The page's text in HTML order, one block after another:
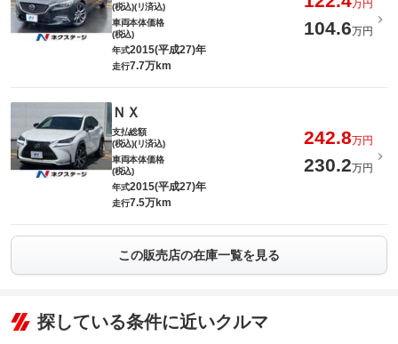
(税込)(リ済込)
万円
車両本体価格
(税込)
104.6万円
年式2015(平成27)年
走行7.7万km
ＮＸ
支払総額
(税込)(リ済込)
242.8万円
車両本体価格
(税込)
230.2万円
年式2015(平成27)年
走行7.5万km
この販売店の在庫一覧を見る
探している条件に近いクルマ